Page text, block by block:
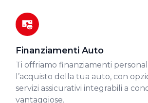
Finanziamenti Auto
Ti offriamo finanziamenti
l’acquisto della tua auto, con
servizi assicurativi integrabili a
vantaggiose.